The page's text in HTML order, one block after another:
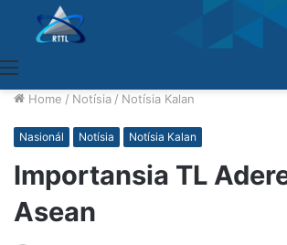
Home / Notísia / Notísia Kalan
Nasionál Notísia Notísia Kalan
Importansia TL
Asean